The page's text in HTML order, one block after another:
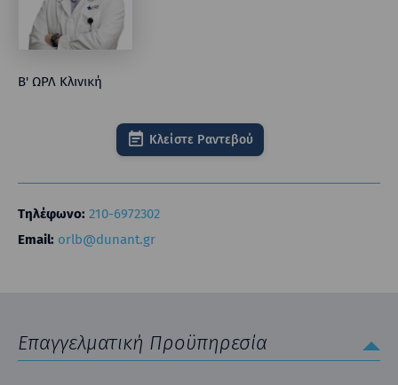
Β' ΩΡΛ Κλινική
Κλείστε Ραντεβού
Τηλέφωνο: 210-6972302
Email: orlb@dunant.gr
Επαγγελματική Προϋπηρεσία